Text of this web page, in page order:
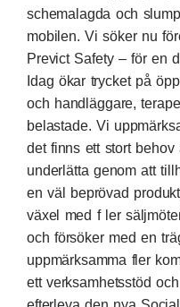
schemalagda och
mobilen. Vi söker nu
Previct Safety – för en
Idag ökar trycket på
och handläggare,
belastade. Vi
det finns ett stort
underlätta genom att
en väl beprövad
växel med f ler
och försöker med en
uppmärksamma fler
ett verksamhetsstöd